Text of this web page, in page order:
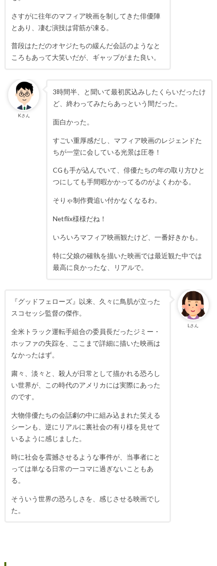
さすがに往年のマフィア映画を制してきた俳優陣
とあり、凄む演技は背筋が凍る。
普段はただのオヤジたちの緩んだ会話のようなと
ころもあって大笑いだが、ギャップがまた良い。
Kさん
3時間半、と聞いて最初尻込みしたくらいだったけ
ど、終わってみたらあっという間だった。
面白かった。
すごい重厚感だし、マフィア映画のレジェンドた
ちが一堂に会している光景は圧巻！
CGも手が込んでいて、俳優たちの年の取り方ひと
つにしても手間暇かかってるのがよくわかる。
そりゃ制作費追い付かなくなるわ。
Netflix様様だね！
いろいろマフィア映画観たけど、一番好きかも。
特に父娘の確執を描いた映画では最近観た中では
最高に良かったな、リアルで。
Lさん
『グッドフェローズ』以来、久々に鳥肌が立った
スコセッシ監督の傑作。
全米トラック運転手組合の委員長だったジミー・
ホッファの失踪を、ここまで詳細に描いた映画は
なかったはず。
粛々、淡々と、殺人が日常として描かれる恐ろし
い世界が、この時代のアメリカには実際にあった
のです。
大物俳優たちの会話劇の中に組み込まれた笑える
シーンも、逆にリアルに裏社会の有り様を見せて
いるように感じました。
時に社会を震撼させるような事件が、当事者にと
っては単なる日常の一コマに過ぎないこともあ
る。
そういう世界の恐ろしさを、感じさせる映画でし
た。